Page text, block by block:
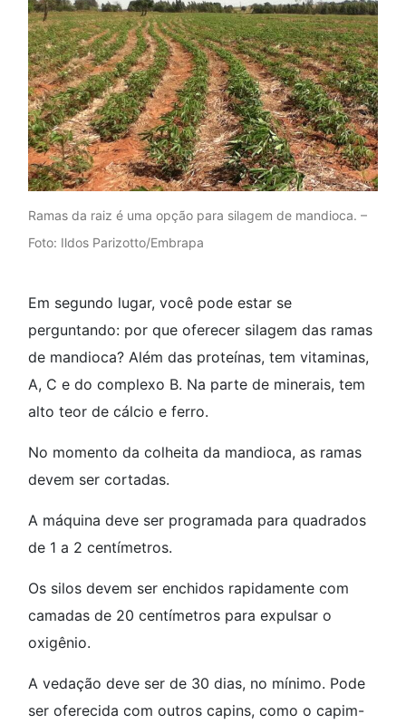
Ramas da raiz é uma opção para silagem de mandioca. –
Foto: Ildos Parizotto/Embrapa
Em segundo lugar, você pode estar se
perguntando: por que oferecer silagem das ramas
de mandioca? Além das proteínas, tem vitaminas,
A, C e do complexo B. Na parte de minerais, tem
alto teor de cálcio e ferro.
No momento da colheita da mandioca, as ramas
devem ser cortadas.
A máquina deve ser programada para quadrados
de 1 a 2 centímetros.
Os silos devem ser enchidos rapidamente com
camadas de 20 centímetros para expulsar o
oxigênio.
A vedação deve ser de 30 dias, no mínimo. Pode
ser oferecida com outros capins, como o capim-